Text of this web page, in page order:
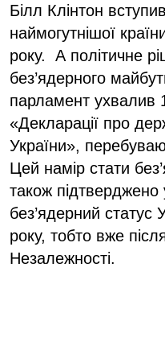
Білл Клінтон
наймогутнішої
року. А політичне
без’ядерного
парламент ухвалив
«Декларації про
України»,
Цей намір стати
також підтверджено
без’ядерний статус
року, тобто вже
Незалежності.